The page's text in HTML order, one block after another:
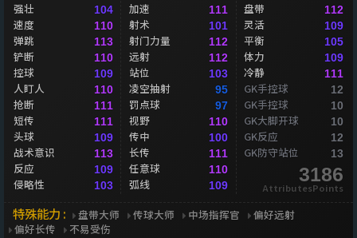
强壮 104
速度 110
弹跳 113
铲断 110
控球 109
人盯人 110
抢断 111
短传 111
头球 109
战术意识 113
反应 109
侵略性 103
加速 111
射术 101
射门力量 112
远射 112
站位 103
凌空抽射 95
罚点球 97
视野 110
传中 100
长传 111
任意球 110
弧线 109
盘带 112
灵活 109
平衡 105
体力 109
冷静 111
GK手控球 12
GK手控球 10
GK大脚开球 10
GK反应 12
GK防守站位 13
3186
AttributesPoints
特殊能力 : 盘带大师 传球大师 中场指挥官
偏好远射
偏好长传
不易受伤